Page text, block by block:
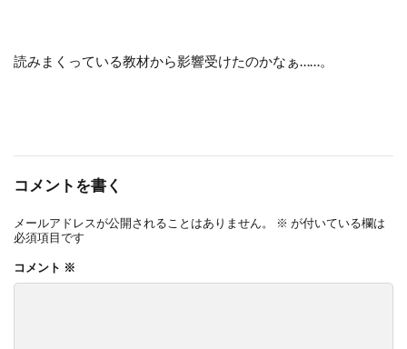
読みまくっている教材から影響受けたのかなぁ……。
コメントを書く
メールアドレスが公開されることはありません。 ※ が付いている欄は
必須項目です
コメント ※